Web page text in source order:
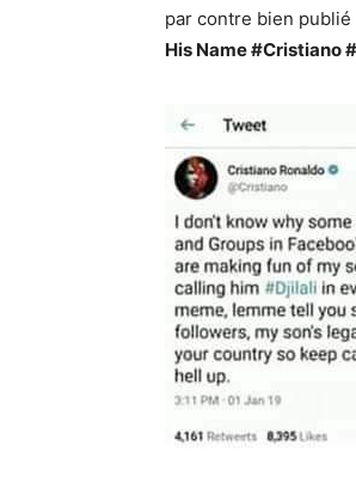
par contre bien
His Name #Cristiano